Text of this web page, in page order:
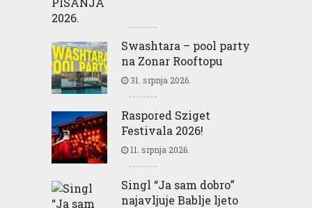
Swashtara – pool party
na Zonar Rooftopu
31. srpnja 2026.
Raspored Sziget
Festivala 2026!
11. srpnja 2026.
Singl “Ja sam dobro”
najavljuje Bablje ljeto